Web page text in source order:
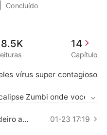
Concluído
14
Capítulo
vírus super contagioso
Zumbi onde você te
uma hora todos cae
Capítulo 14 Quando o verdadeiro amor se revela 01-23 17:19